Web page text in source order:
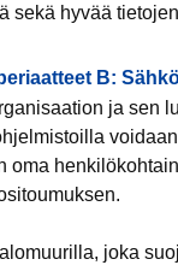
sekä hyvää
B:
ja sen
oma
joka